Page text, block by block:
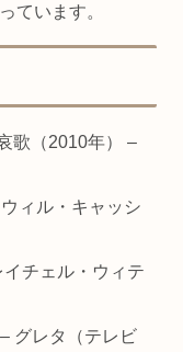
ています。
歌（2010年） –
ィル・キャッシ
チェル・ウィテ
グレタ（テレビ